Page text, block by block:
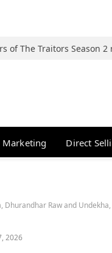
Direct
Dhurandhar Raw and
2026